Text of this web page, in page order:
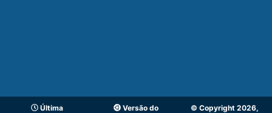
Última Versão do © Copyright 2026,